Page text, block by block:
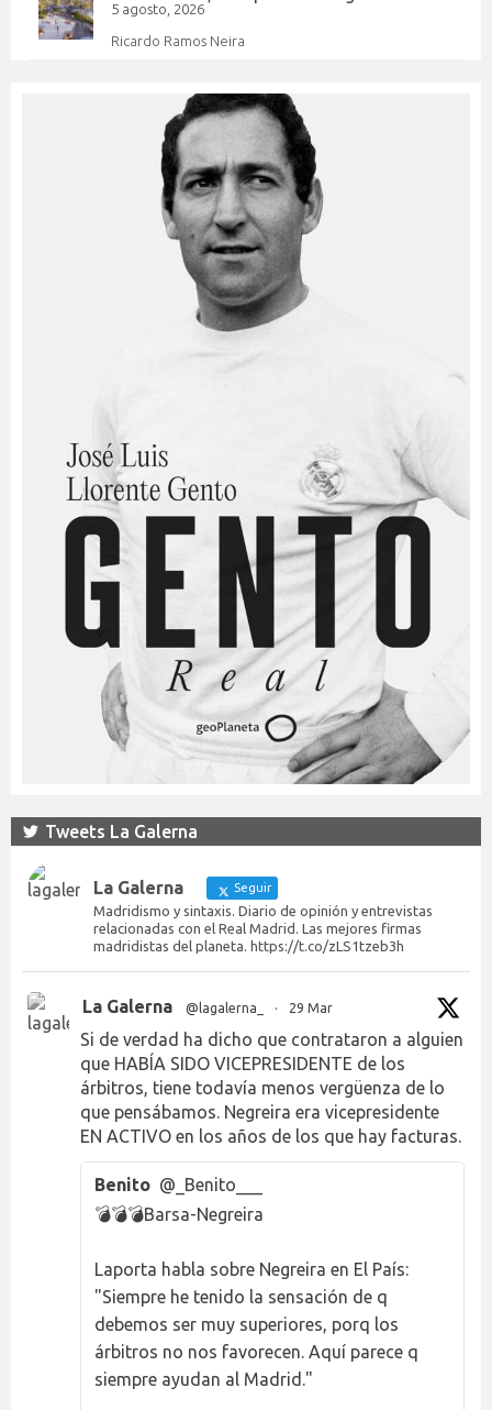
5 agosto, 2026
Ricardo Ramos Neira
Tweets La Galerna
La Galerna Seguir
Madridismo y sintaxis. Diario de opinión y entrevistas
relacionadas con el Real Madrid. Las mejores firmas
madridistas del planeta. https://t.co/zLS1tzeb3h
La Galerna @lagalerna_ · 29 Mar
Si de verdad ha dicho que contrataron a alguien
que HABÍA SIDO VICEPRESIDENTE de los
árbitros, tiene todavía menos vergüenza de lo
que pensábamos. Negreira era vicepresidente
EN ACTIVO en los años de los que hay facturas.
Benito @_Benito___
💣💣💣Barsa-Negreira
Laporta habla sobre Negreira en El País:
"Siempre he tenido la sensación de q
debemos ser muy superiores, porq los
árbitros no nos favorecen. Aquí parece q
siempre ayudan al Madrid."